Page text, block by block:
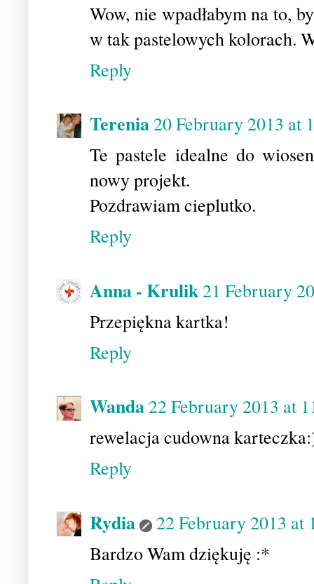
Wow, nie wpadłabym na to,
w tak pastelowych kolorach.
Reply
Terenia20 February 2013 at
Te pastele idealne do
nowy projekt.
Pozdrawiam cieplutko.
Reply
Anna - Krulik 21 February
Przepiękna kartka!
Reply
Wanda22 February 2013 at
rewelacja cudowna
Reply
Rydia
22 February 2013 at
Bardzo Wam dziękuję :*